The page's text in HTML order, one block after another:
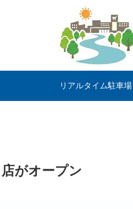
リアルタイム駐車場
がオープン